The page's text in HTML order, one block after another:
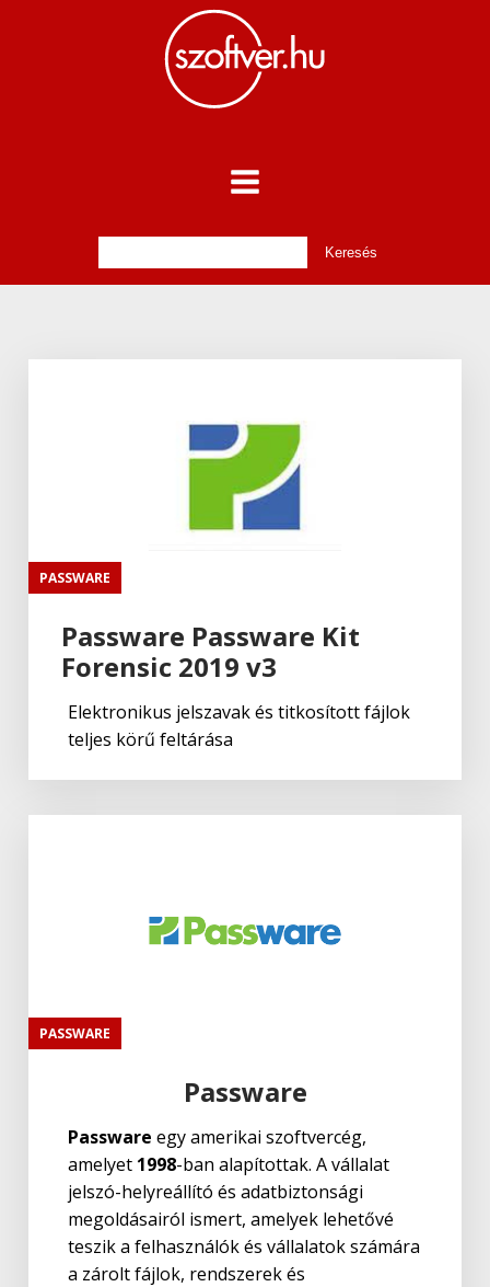
PASSWARE
Passware Passware Kit
Forensic 2019 v3
Elektronikus jelszavak és titkosított fájlok
teljes körű feltárása
PASSWARE
Passware
Passware egy amerikai szoftvercég,
amelyet 1998-ban alapítottak. A vállalat
jelszó-helyreállító és adatbiztonsági
megoldásairól ismert, amelyek lehetővé
teszik a felhasználók és vállalatok számára
a zárolt fájlok, rendszerek és